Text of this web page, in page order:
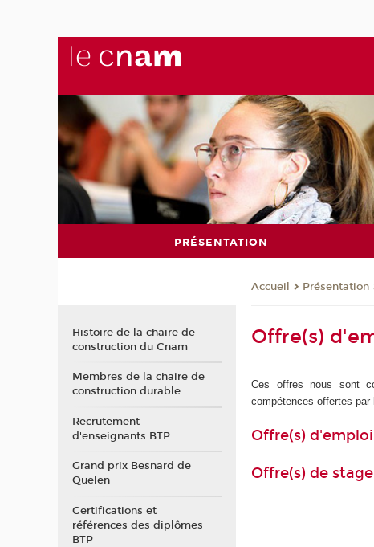
PRÉSENTATION
Accueil Présentation
Offre(s)
Ces offres nous sont
compétences offertes
Offre(s) d'emploi
Offre(s) de stage
Histoire de la chaire de
construction du Cnam
Membres de la chaire de
construction durable
Recrutement
d'enseignants BTP
Grand prix Besnard de
Quelen
Certifications et
références des diplômes
BTP